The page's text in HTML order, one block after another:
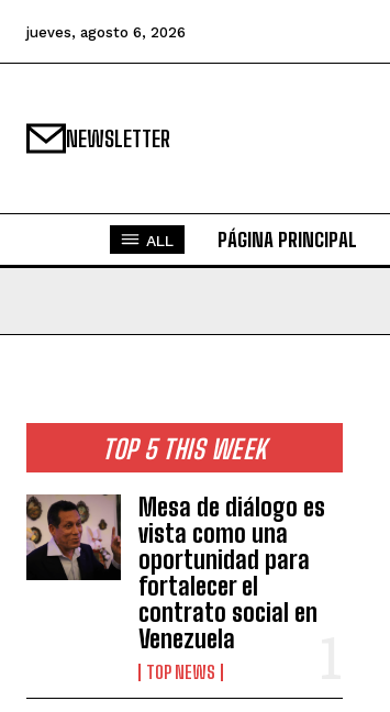
jueves, agosto 6, 2026
NEWSLETTER
ALL PÁGINA PRINCIPAL
TOP 5 THIS WEEK
Mesa de diálogo es
vista como una
oportunidad para
fortalecer el
contrato social en
Venezuela
TOP NEWS